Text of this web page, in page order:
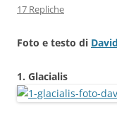
17 Repliche
Foto e testo di
1. Glacialis